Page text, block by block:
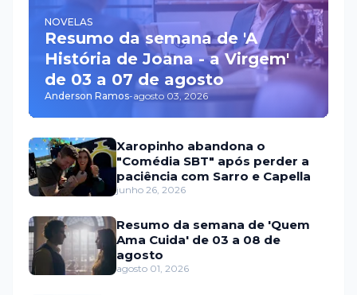
NOVELAS
Resumo da semana de 'A
História de Joana - a Virgem'
de 03 a 07 de agosto
Anderson Ramos-agosto 03, 2026
Xaropinho abandona o
"Comédia SBT" após perder a
paciência com Sarro e Capella
junho 26, 2026
Resumo da semana de 'Quem
Ama Cuida' de 03 a 08 de
agosto
agosto 01, 2026